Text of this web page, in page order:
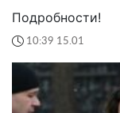
Подробности!
10:39 15.01